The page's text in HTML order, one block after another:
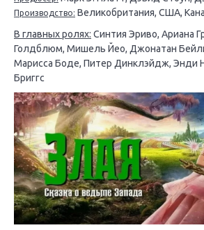
Производство: Великобритания, США,
В главных ролях: Синтия Эриво, Ариана
Голдблюм, Мишель Йео, Джонатан
Марисса Боде, Питер Динклэйдж, Энди
Бриггс